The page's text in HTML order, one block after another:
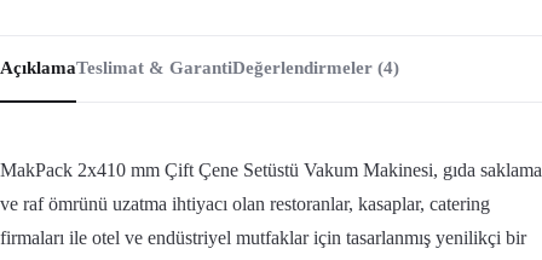
AçıklamaTeslimat & GarantiDeğerlendirmeler (4)
MakPack 2x410 mm Çift Çene Setüstü Vakum Makinesi, gıda saklama
ve raf ömrünü uzatma ihtiyacı olan restoranlar, kasaplar, catering
firmaları ile otel ve endüstriyel mutfaklar için tasarlanmış yenilikçi bir